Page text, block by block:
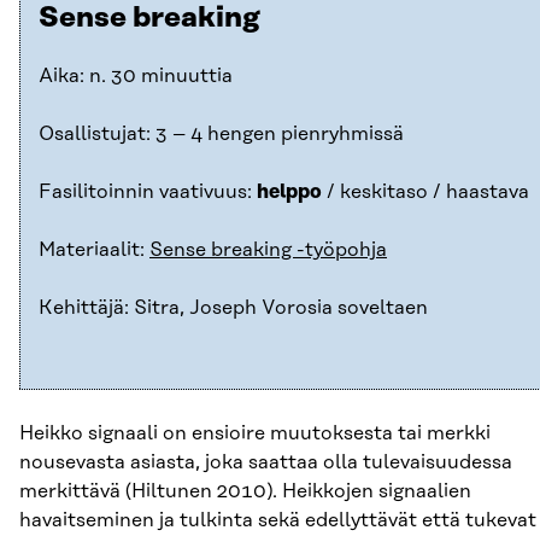
Sense breaking
Aika: n. 30 minuuttia
Osallistujat: 3 – 4 hengen pienryhmissä
Fasilitoinnin vaativuus: helppo / keskitaso / haastava
Materiaalit: Sense breaking -työpohja
Kehittäjä: Sitra, Joseph Vorosia soveltaen
Heikko signaali on ensioire muutoksesta tai merkki
nousevasta asiasta, joka saattaa olla tulevaisuudessa
merkittävä (Hiltunen 2010). Heikkojen signaalien
havaitseminen ja tulkinta sekä edellyttävät että tukevat